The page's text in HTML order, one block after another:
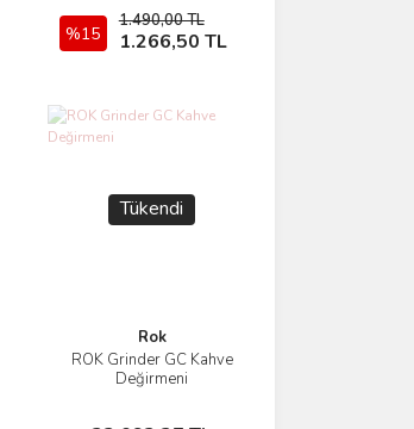
%15
1.490,00 TL
1.266,50 TL
Stokta Yok
Tükendi
Rok
ROK Grinder GC Kahve
Değirmeni
İncele